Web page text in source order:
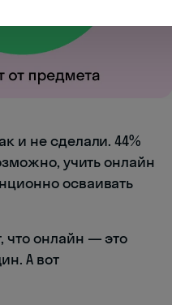
и не сделали. 44%
учить онлайн
осваивать
онлайн — это
А вот